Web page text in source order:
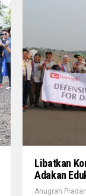
Libatkan
Adakan
Anugrah